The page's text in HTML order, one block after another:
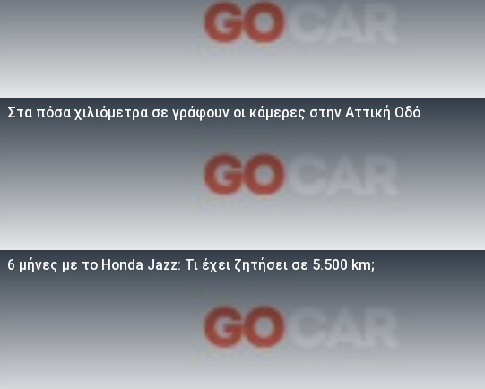
Στα πόσα χιλιόμετρα σε γράφουν οι κάμερες στην Αττική Οδό
6 μήνες με το Honda Jazz: Τι έχει ζητήσει σε 5.500 km;